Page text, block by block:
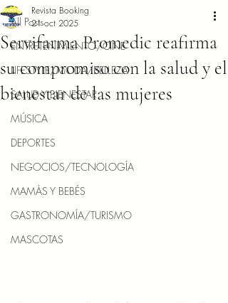
All Posts
ENTRETENIMIENTO/CINE
LIFESTYLE/MODA/BELLEZA
SALUD Y BIENESTAR
MÚSICA
DEPORTES
NEGOCIOS/TECNOLOGÍA
MAMÁS Y BEBÉS
GASTRONOMÍA/TURISMO
MASCOTAS
Servifarma Promedic reafirma
su compromiso con la salud y el
bienestar de las mujeres
Revista Booking
21 oct 2025